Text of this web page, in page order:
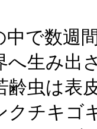
で数週
へ生み出
齢虫は表
クチキゴ